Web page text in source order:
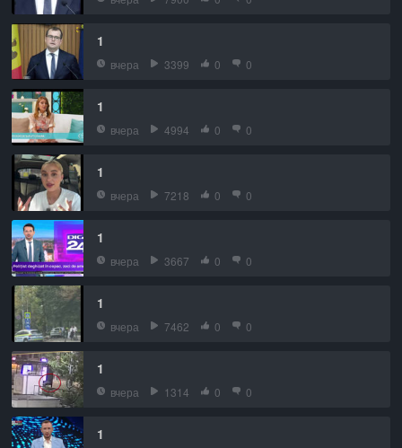
1
вчера 3399 0 0
1
вчера 4994 0 0
1
вчера 7218 0 0
1
вчера 3667 0 0
1
вчера 7462 0 0
1
вчера 1314 0 0
1